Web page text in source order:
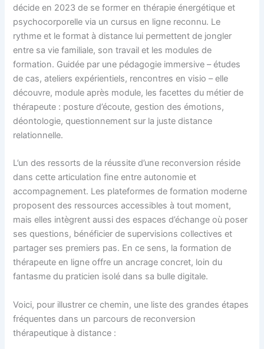
décide en 2023 de se former en thérapie énergétique et
psychocorporelle via un cursus en ligne reconnu. Le
rythme et le format à distance lui permettent de jongler
entre sa vie familiale, son travail et les modules de
formation. Guidée par une pédagogie immersive – études
de cas, ateliers expérientiels, rencontres en visio – elle
découvre, module après module, les facettes du métier de
thérapeute : posture d’écoute, gestion des émotions,
déontologie, questionnement sur la juste distance
relationnelle.
L’un des ressorts de la réussite d’une reconversion réside
dans cette articulation fine entre autonomie et
accompagnement. Les plateformes de formation moderne
proposent des ressources accessibles à tout moment,
mais elles intègrent aussi des espaces d’échange où poser
ses questions, bénéficier de supervisions collectives et
partager ses premiers pas. En ce sens, la formation de
thérapeute en ligne offre un ancrage concret, loin du
fantasme du praticien isolé dans sa bulle digitale.
Voici, pour illustrer ce chemin, une liste des grandes étapes
fréquentes dans un parcours de reconversion
thérapeutique à distance :